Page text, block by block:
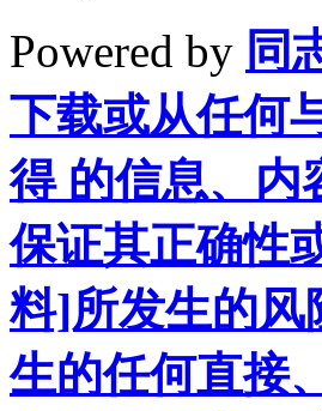
Powered by 同
下载或从任何
得 的信息、内
保证其正确性
料]所发生的
生的任何直接